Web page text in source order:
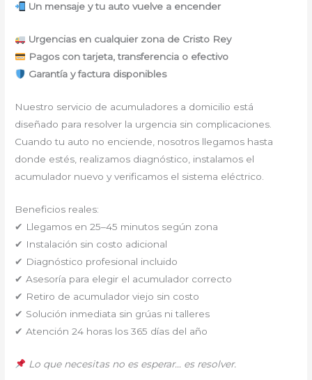
Un mensaje y tu auto vuelve a encender
Urgencias en cualquier zona de Cristo Rey
Pagos con tarjeta, transferencia o efectivo
Garantía y factura disponibles
Nuestro servicio de acumuladores a domicilio está
diseñado para resolver la urgencia sin complicaciones.
Cuando tu auto no enciende, nosotros llegamos hasta
donde estés, realizamos diagnóstico, instalamos el
acumulador nuevo y verificamos el sistema eléctrico.
Beneficios reales:
✔ Llegamos en 25–45 minutos según zona
✔ Instalación sin costo adicional
✔ Diagnóstico profesional incluido
✔ Asesoría para elegir el acumulador correcto
✔ Retiro de acumulador viejo sin costo
✔ Solución inmediata sin grúas ni talleres
✔ Atención 24 horas los 365 días del año
Lo que necesitas no es esperar… es resolver.